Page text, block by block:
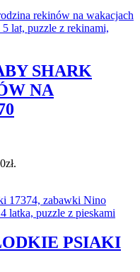
SHARK
NA
zł.
PSIAKI